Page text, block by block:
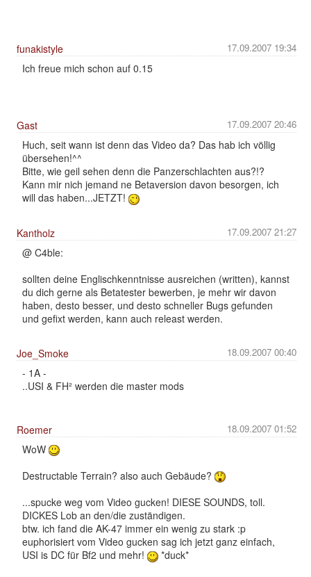
17.09.2007 19:34
funakistyle
Ich freue mich schon auf 0.15
17.09.2007 20:46
Gast
Huch, seit wann ist denn das Video da? Das hab ich völlig
übersehen!^^
Bitte, wie geil sehen denn die Panzerschlachten aus?!?
Kann mir nich jemand ne Betaversion davon besorgen, ich
will das haben...JETZT!
17.09.2007 21:27
Kantholz
@ C4ble:
sollten deine Englischkenntnisse ausreichen (written), kannst
du dich gerne als Betatester bewerben, je mehr wir davon
haben, desto besser, und desto schneller Bugs gefunden
und gefixt werden, kann auch releast werden.
18.09.2007 00:40
Joe_Smoke
- 1A -
..USI & FH² werden die master mods
18.09.2007 01:52
Roemer
WoW
Destructable Terrain? also auch Gebäude?
...spucke weg vom Video gucken! DIESE SOUNDS, toll.
DICKES Lob an den/die zuständigen.
btw. ich fand die AK-47 immer ein wenig zu stark :p
euphorisiert vom Video gucken sag ich jetzt ganz einfach,
USI is DC für Bf2 und mehr!
*duck*